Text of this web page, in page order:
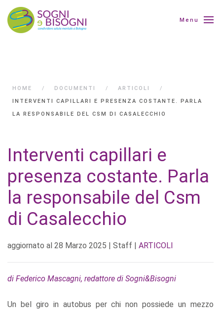
Menu
HOME DOCUMENTI
ARTICOLI
INTERVENTI CAPILLARI E PRESENZA COSTANTE. PARLA
LA RESPONSABILE DEL CSM DI CASALECCHIO
Interventi capillari e
presenza costante. Parla
la responsabile del Csm
di Casalecchio
aggiornato al 28 Marzo 2025 | Staff | ARTICOLI
di Federico Mascagni, redattore di Sogni&Bisogni
Un bel giro in autobus per chi non possiede un mezzo